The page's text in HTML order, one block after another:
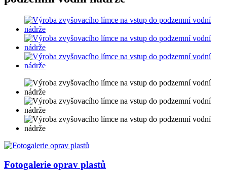
Fotogalerie oprav plastů